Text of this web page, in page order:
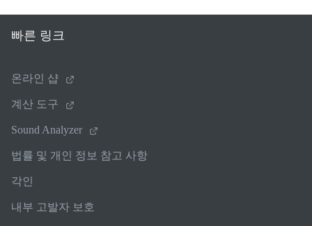
빠른 링크
온라인 샵
계산 도구
Sound Analyzer
법률 및 개인 정보 참고 사항
각인
내부 고발자 보호